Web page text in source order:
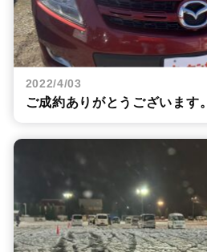
2022/4/03
ご成約ありがとうございます。